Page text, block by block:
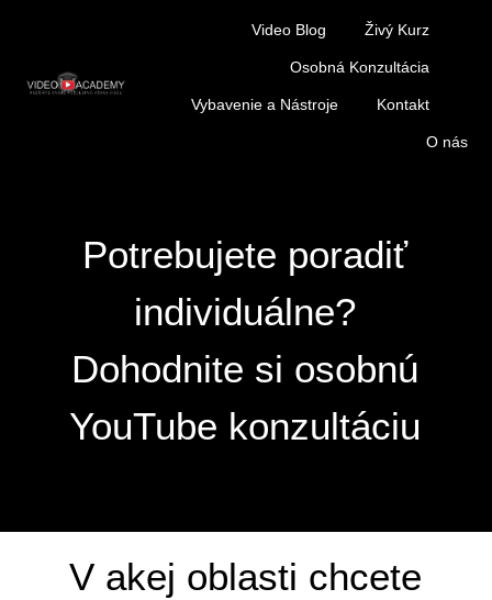
Video Blog Živý Kurz
Osobná Konzultácia
Vybavenie a Nástroje Kontakt
O nás
Potrebujete poradiť
individuálne?
Dohodnite si osobnú
YouTube konzultáciu
V akej oblasti chcete